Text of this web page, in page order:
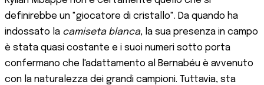
definirebbe un "giocatore di cristallo". Da quando ha
indossato la camiseta blanca, la sua presenza in campo
è stata quasi costante e i suoi numeri sotto porta
confermano che l'adattamento al Bernabéu è avvenuto
con la naturalezza dei grandi campioni. Tuttavia, sta